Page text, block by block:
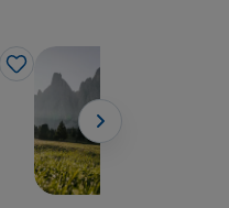
Me gusta